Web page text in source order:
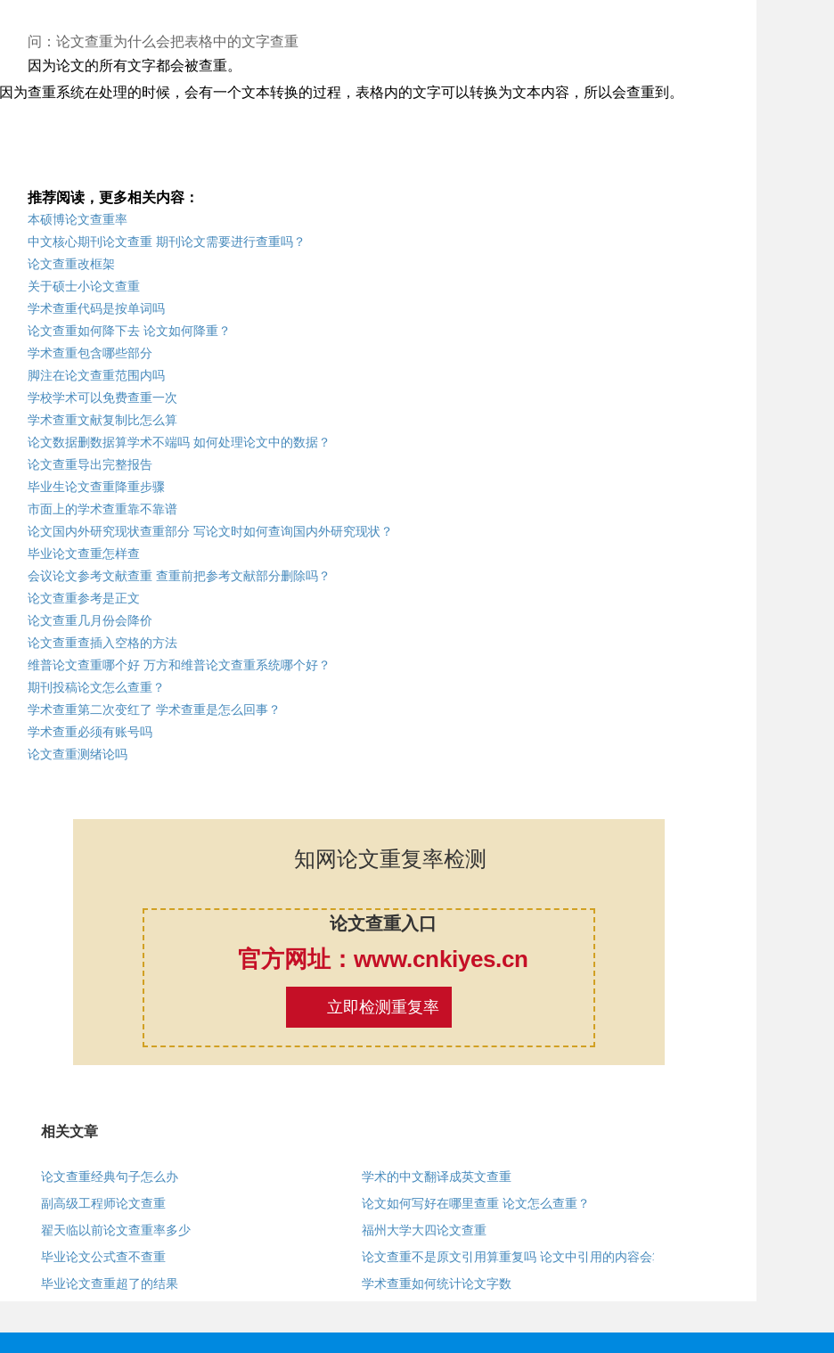
问：论文查重为什么会把表格中的文字查重
因为论文的所有文字都会被查重。
因为查重系统在处理的时候，会有一个文本转换的过程，表格内的文字可以转换为文本内容，所以会查重到。
推荐阅读，更多相关内容：
本硕博论文查重率
中文核心期刊论文查重 期刊论文需要进行查重吗？
论文查重改框架
关于硕士小论文查重
学术查重代码是按单词吗
论文查重如何降下去 论文如何降重？
学术查重包含哪些部分
脚注在论文查重范围内吗
学校学术可以免费查重一次
学术查重文献复制比怎么算
论文数据删数据算学术不端吗 如何处理论文中的数据？
论文查重导出完整报告
毕业生论文查重降重步骤
市面上的学术查重靠不靠谱
论文国内外研究现状查重部分 写论文时如何查询国内外研究现状？
毕业论文查重怎样查
会议论文参考文献查重 查重前把参考文献部分删除吗？
论文查重参考是正文
论文查重几月份会降价
论文查重查插入空格的方法
维普论文查重哪个好 万方和维普论文查重系统哪个好？
期刊投稿论文怎么查重？
学术查重第二次变红了 学术查重是怎么回事？
学术查重必须有账号吗
论文查重测绪论吗
知网论文重复率检测
论文查重入口
官方网址：www.cnkiyes.cn
立即检测重复率
相关文章
论文查重经典句子怎么办
副高级工程师论文查重
翟天临以前论文查重率多少
毕业论文公式查不查重
毕业论文查重超了的结果
学术的中文翻译成英文查重
论文如何写好在哪里查重 论文怎么查重？
福州大学大四论文查重
论文查重不是原文引用算重复吗 论文中引用的内容会算
学术查重如何统计论文字数